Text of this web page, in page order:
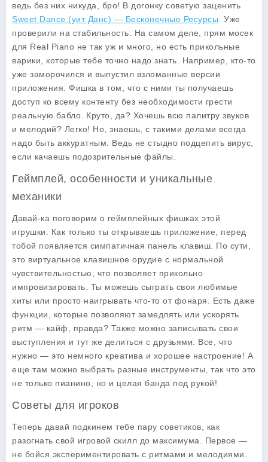
ведь без них никуда, бро! В догонку советую заценить
Sweet Dance (уит Данс) — Бесконечные Ресурсы . Уже
проверили на стабильность. На самом деле, прям мосек
для Real Piano не так уж и много, но есть прикольные
варики, которые тебе точно надо знать. Например, кто-то
уже заморочился и выпустил взломанные версии
приложения. Фишка в том, что с ними ты получаешь
доступ ко всему контенту без необходимости грести
реальную бабло. Круто, да? Хочешь всю палитру звуков
и мелодий? Легко! Но, знаешь, с такими делами всегда
надо быть аккуратным. Ведь не стыдно подцепить вирус,
если качаешь подозрительные файлы.
Геймплей, особенности и уникальные
механики
Давай-ка поговорим о геймплейных фишках этой
игрушки. Как только ты открываешь приложение, перед
тобой появляется симпатичная панель клавиш. По сути,
это виртуальное клавишное орудие с нормальной
чувствительностью, что позволяет прикольно
импровизировать. Ты можешь сыграть свои любимые
хиты или просто наигрывать что-то от фонаря. Есть даже
функции, которые позволяют замедлять или ускорять
ритм — кайф, правда? Также можно записывать свои
выступления и тут же делиться с друзьями. Все, что
нужно — это немного креатива и хорошее настроение! А
еще там можно выбрать разные инструменты, так что это
не только пианино, но и целая банда под рукой!
Советы для игроков
Теперь давай подкинем тебе пару советиков, как
разогнать свой игровой скилл до максимума. Первое —
не бойся экспериментировать с ритмами и мелодиями.